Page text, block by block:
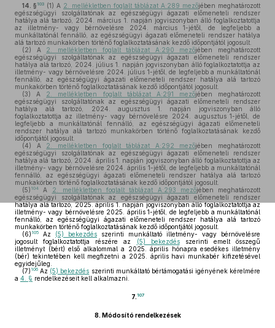
14. § 103 (1) A 2. mellékletben foglalt táblázat A:289 mezőjében meghatározott
egészségügyi szolgáltatónak az egészségügyi ágazati előmeneteli rendszer
hatálya alá tartozó, 2024. március 1. napján jogviszonyban álló foglalkoztatottja
az illetmény- vagy bérnövelésre 2024. március 1-jétől, de legfeljebb a
munkáltatónál fennálló, az egészségügyi ágazati előmeneteli rendszer hatálya
alá tartozó munkakörben történő foglalkoztatásának kezdő időpontjától jogosult.
(2) A 2. mellékletben foglalt táblázat A:290 mezőjében meghatározott
egészségügyi szolgáltatónak az egészségügyi ágazati előmeneteli rendszer
hatálya alá tartozó, 2024. július 1. napján jogviszonyban álló foglalkoztatottja az
illetmény- vagy bérnövelésre 2024. július 1-jétől, de legfeljebb a munkáltatónál
fennálló, az egészségügyi ágazati előmeneteli rendszer hatálya alá tartozó
munkakörben történő foglalkoztatásának kezdő időpontjától jogosult.
(3) A 2. mellékletben foglalt táblázat A:291 mezőjében meghatározott
egészségügyi szolgáltatónak az egészségügyi ágazati előmeneteli rendszer
hatálya alá tartozó, 2024. augusztus 1. napján jogviszonyban álló
foglalkoztatottja az illetmény- vagy bérnövelésre 2024. augusztus 1-jétől, de
legfeljebb a munkáltatónál fennálló, az egészségügyi ágazati előmeneteli
rendszer hatálya alá tartozó munkakörben történő foglalkoztatásának kezdő
időpontjától jogosult.
(4) A 2. mellékletben foglalt táblázat A:292 mezőjében meghatározott
egészségügyi szolgáltatónak az egészségügyi ágazati előmeneteli rendszer
hatálya alá tartozó, 2024. április 1. napján jogviszonyban álló foglalkoztatottja az
illetmény- vagy bérnövelésre 2024. április 1-jétől, de legfeljebb a munkáltatónál
fennálló, az egészségügyi ágazati előmeneteli rendszer hatálya alá tartozó
munkakörben történő foglalkoztatásának kezdő időpontjától jogosult.
(5) 104 A 2. mellékletben foglalt táblázat A:293 mezőjében meghatározott
egészségügyi szolgáltatónak az egészségügyi ágazati előmeneteli rendszer
hatálya alá tartozó, 2025. április 1. napján jogviszonyban álló foglalkoztatottja az
illetmény- vagy bérnövelésre 2025. április 1-jétől, de legfeljebb a munkáltatónál
fennálló, az egészségügyi ágazati előmeneteli rendszer hatálya alá tartozó
munkakörben történő foglalkoztatásának kezdő időpontjától jogosult.
(6) 105 Az (5) bekezdés szerinti munkáltató illetmény- vagy bérnövelésre
jogosult foglalkoztatottja részére az
(5) bekezdésszerinti emelt összegű
illetményt (bért) első alkalommal a 2025. április hónapra esedékes illetmény
(bér) tekintetében kell megfizetni a 2025. április havi munkabér kifizetésével
egyidejűleg.
(7) 106 Az (5) bekezdés szerinti munkáltató bértámogatási igényének kérelmére
a 4. § rendelkezéseit kell alkalmazni.
7.107
8. Módosító rendelkezések